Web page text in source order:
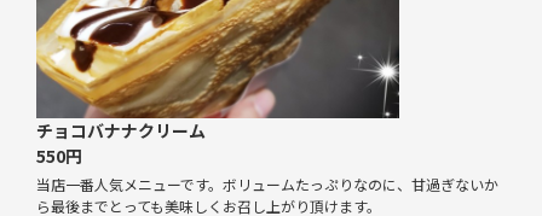
チョコバナナクリーム
550円
当店一番人気メニューです。ボリュームたっぷりなのに、甘過ぎないか
ら最後までとっても美味しくお召し上がり頂けます。